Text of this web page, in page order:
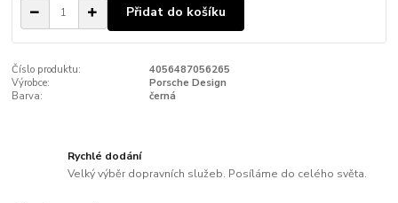
Přidat do košíku
Číslo produktu:
4056487056265
Výrobce:
Porsche Design
Barva:
černá
Rychlé dodání
Velký výběr dopravních služeb. Posíláme do celého světa.